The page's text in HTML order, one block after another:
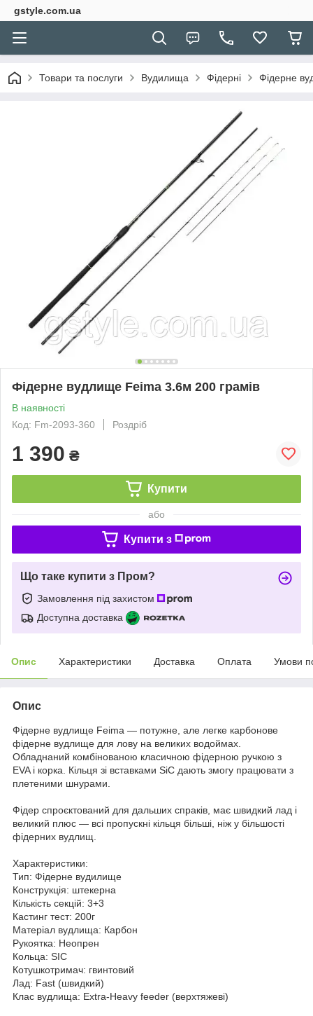
gstyle.com.ua
Товари та послуги Вудилища Фідерні Фідерне
Фідерне вудлище Feima 3.6м 200 грамів
В наявності
Код: Fm-2093-360
Роздріб
1 390 ₴
Купити
або
Купити з
Що таке купити з Пром?
Замовлення під захистом
Доступна доставка
Опис Характеристики Доставка Оплата Умови
Опис
Фідерне вудлище Feima — потужне, але легке карбонове
фідерне вудлище для лову на великих водоймах.
Обладнаний комбінованою класичною фідерною ручкою з
EVA і корка. Кільця зі вставками SiC дають змогу працювати з
плетеними шнурами.
Фідер спроєктований для дальших спраків, має швидкий лад і
великий плюс — всі пропускні кільця більші, ніж у більшості
фідерних вудлищ.
Характеристики:
Тип: Фідерне вудилище
Конструкція: штекерна
Кількість секцій: 3+3
Кастинг тест: 200г
Матеріал вудлища: Карбон
Рукоятка: Неопрен
Кольца: SIC
Котушкотримач: гвинтовий
Лад: Fast (швидкий)
Клас вудлища: Extra-Heavy feeder (верхтяжеві)